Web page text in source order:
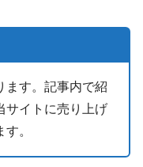
ます。記事内で紹
サイトに売り上げ
。